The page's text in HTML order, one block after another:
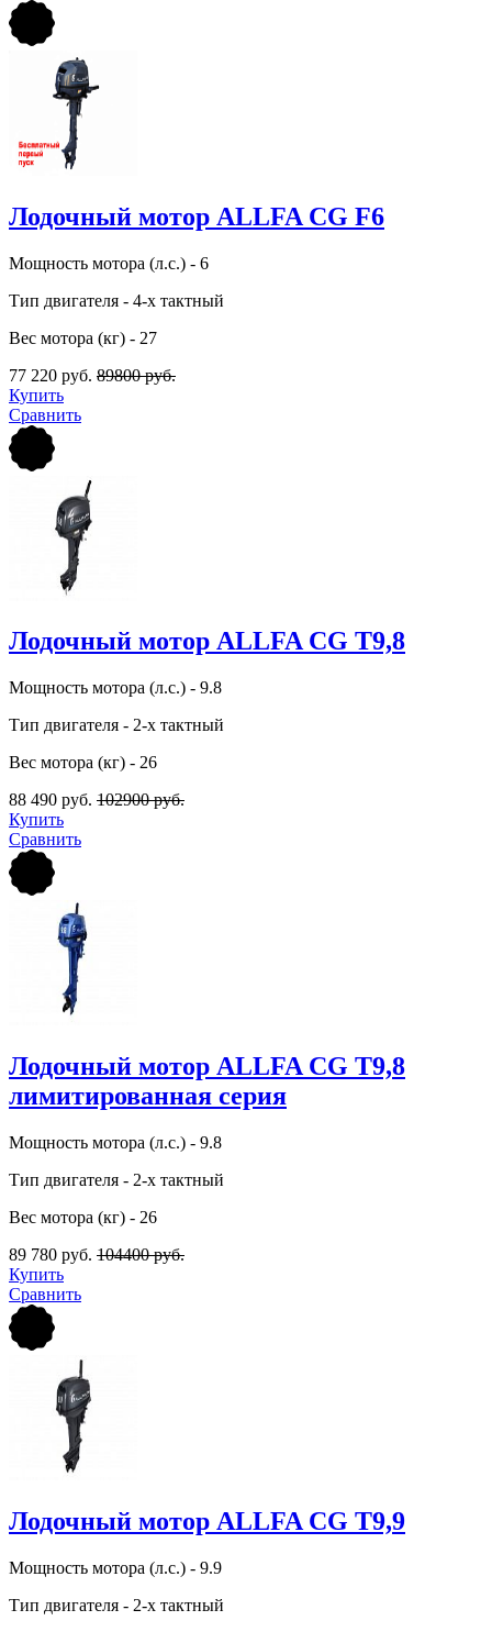
Лодочный мотор ALLFA CG F6
Мощность мотора (л.с.) - 6
Тип двигателя - 4-х тактный
Вес мотора (кг) - 27
77 220 руб. 89800 руб.
Купить
Сравнить
Лодочный мотор ALLFA CG T9,8
Мощность мотора (л.с.) - 9.8
Тип двигателя - 2-х тактный
Вес мотора (кг) - 26
88 490 руб. 102900 руб.
Купить
Сравнить
Лодочный мотор ALLFA CG T9,8
лимитированная серия
Мощность мотора (л.с.) - 9.8
Тип двигателя - 2-х тактный
Вес мотора (кг) - 26
89 780 руб. 104400 руб.
Купить
Сравнить
Лодочный мотор ALLFA CG T9,9
Мощность мотора (л.с.) - 9.9
Тип двигателя - 2-х тактный